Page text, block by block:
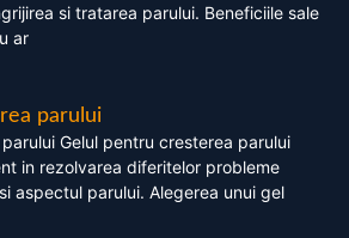
si tratarea parului. Beneficiile sale
ar
parului
Gelul pentru cresterea parului
in rezolvarea diferitelor probleme
aspectul parului. Alegerea unui gel